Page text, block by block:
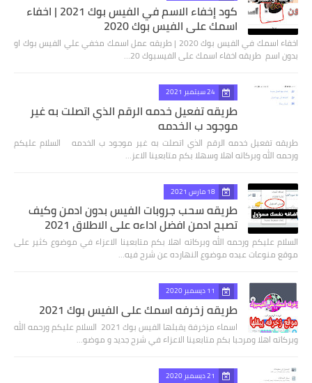
كود إخفاء الاسم في الفيس بوك 2021 | اخفاء
اسمك على الفيس بوك 2020
اخفاء اسمك في الفيس بوك 2020 | طريقه عمل اسمك مخفي علي الفيس بوك او
بدون اسم طريقه اخفاء اسمك على الفيسبوك 20…
24 سبتمبر 2021
طريقه تفعيل خدمه الرقم الذي اتصلت به غير
موجود ب الخدمه
طريقه تفعيل خدمه الرقم الذي اتصلت به غير موجود ب الخدمه السلام عليكم
ورحمه الله وبركاته اهلا وسهلا بكم متابعينا الاعز…
18 مارس 2021
طريقه سحب جروبات الفيس بدون ادمن وكيف
تصبح ادمن افضل اداءه علي الاطلاق 2021
السلام عليكم ورحمه الله وبركاته اهلا بكم متابعينا الاعزاء في موضوع كثير على
موقع منوعات عبده موضوع النهارده عن شرح فيه…
11 ديسمبر 2020
طريقه زخرفه اسمك على الفيس بوك 2021
اسماء مزخرفة يقبلها الفيس بوك 2021 السلام عليكم ورحمه الله
وبركاته اهلا ومرحبا بكم متابعينا الاعزاء في شرح جديد و موضو…
21 ديسمبر 2020